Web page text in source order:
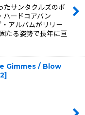
たサンタクルズのポ
ハードコアバン
アルバムがリリー
たる姿勢で長年に亘
Gimmes / Blow
]